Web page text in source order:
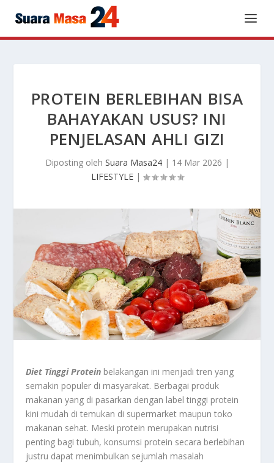
PROTEIN BERLEBIHAN BISA
BAHAYAKAN USUS? INI
PENJELASAN AHLI GIZI
Diposting oleh Suara Masa24| 14 Mar 2026 |
LIFESTYLE|
Diet Tinggi Protein belakangan ini menjadi tren yang
semakin populer di masyarakat. Berbagai produk
makanan yang di pasarkan dengan label tinggi protein
kini mudah di temukan di supermarket maupun toko
makanan sehat. Meski protein merupakan nutrisi
penting bagi tubuh, konsumsi protein secara berlebihan
justru dapat menimbulkan sejumlah masalah